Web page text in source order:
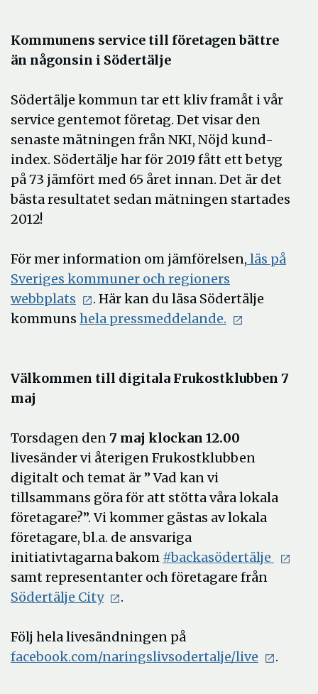
Kommunens service till företagen bättre
än någonsin i Södertälje
Södertälje kommun tar ett kliv framåt i vår
service gentemot företag. Det visar den
senaste mätningen från NKI, Nöjd kund-
index. Södertälje har för 2019 fått ett betyg
på 73 jämfört med 65 året innan. Det är det
bästa resultatet sedan mätningen startades
2012!
För mer information om jämförelsen, läs på
Sveriges kommuner och regioners
webbplats
. Här kan du läsa Södertälje
kommuns hela pressmeddelande.
Välkommen till digitala Frukostklubben 7
maj
Torsdagen den7 maj klockan 12.00
livesänder vi återigen Frukostklubben
digitalt och temat är ” Vad kan vi
tillsammans göra för att stötta våra lokala
företagare?”. Vi kommer gästas av lokala
företagare, bl.a. de ansvariga
initiativtagarna bakom #backasödertälje
samt representanter och företagare från
Södertälje City
.
Följ hela livesändningen på
facebook.com/naringslivsodertalje/live
.